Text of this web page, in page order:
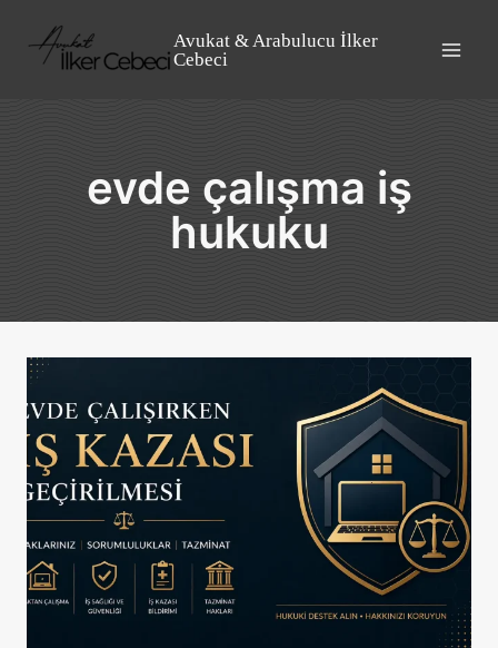
content
Avukat & Arabulucu İlker
Cebeci
evde çalışma iş
hukuku